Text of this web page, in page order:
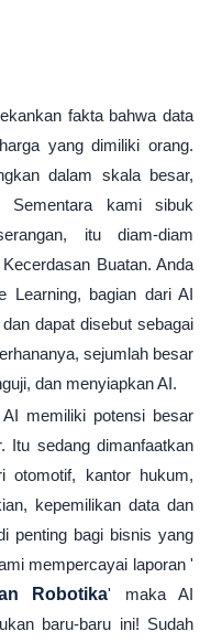
fakta bahwa data
yang dimiliki orang.
dalam skala besar,
kami sibuk
itu diam-diam
Buatan. Anda
Learning, bagian dari AI
dapat disebut sebagai
sejumlah besar
dan menyiapkan AI.
memiliki potensi besar
Itu sedang dimanfaatkan
otomotif, kantor hukum,
kepemilikan data dan
penting bagi bisnis yang
mempercayai laporan '
Robotika' maka AI
baru-baru ini! Sudah